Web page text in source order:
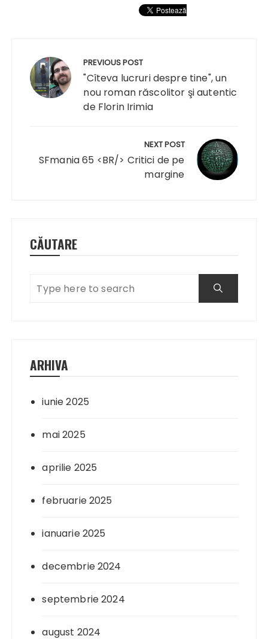
articole
PREVIOUS POST
"Cîteva lucruri despre tine", un
nou roman răscolitor şi autentic
de Florin Irimia
NEXT POST
SFmania 65 <BR/> Critici de pe
margine
CĂUTARE
ARHIVA
iunie 2025
mai 2025
aprilie 2025
februarie 2025
ianuarie 2025
decembrie 2024
septembrie 2024
august 2024